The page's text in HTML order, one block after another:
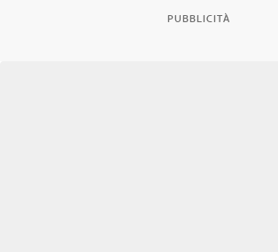
PUBBLICITÀ